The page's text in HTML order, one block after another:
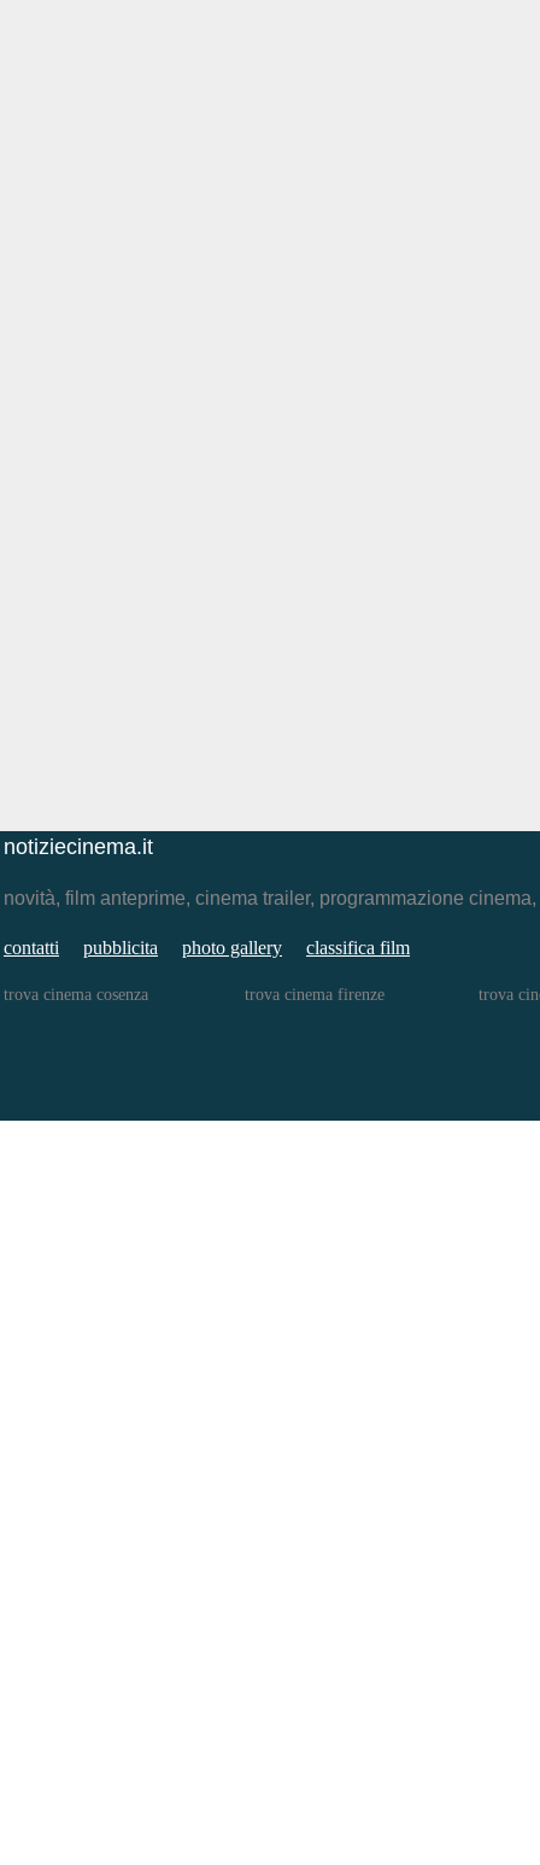
notiziecinema.it
novità, film anteprime, cinema trailer, programmazione
contatti pubblicita photo gallery classifica film
trova cinema cosenza trova cinema firenze trova